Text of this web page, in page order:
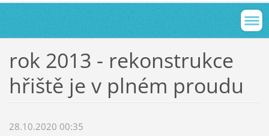
rok 2013 - rekonstrukce
hřiště je v plném proudu
28.10.2020 00:35